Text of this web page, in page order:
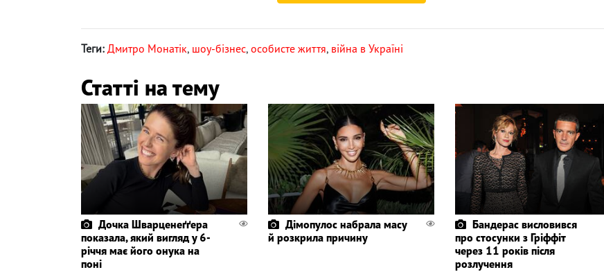
Теги: Дмитро Монатік, шоу-бізнес, особисте життя, війна в Україні
Статті на тему
Дочка Шварценеґґера
показала, який вигляд у 6-
річчя має його онука на
поні
Дімопулос набрала масу
й розкрила причину
Бандерас висловився
про стосунки з Гріффіт
через 11 років після
розлучення